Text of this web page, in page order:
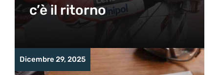
c’è il ritorno
Dicembre 29, 2025